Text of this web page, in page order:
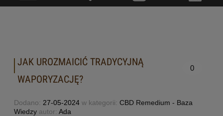
JAK UROZMAICIĆ TRADYCYJNĄ
WAPORYZACJĘ?
0
Dodano: 27-05-2024 w kategorii: CBD Remedium - Baza
Wiedzy autor: Ada